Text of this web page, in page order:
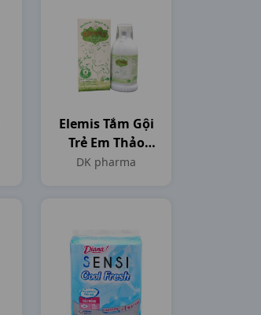
Elemis Tắm Gội
Trẻ Em Thảo
Dược C200ml
DK pharma